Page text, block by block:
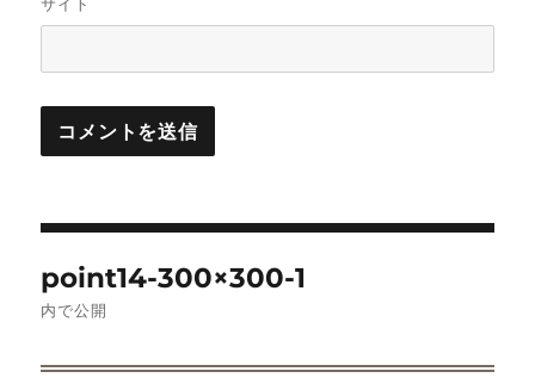
サイト
稿
point14-300×300-1
内で公開